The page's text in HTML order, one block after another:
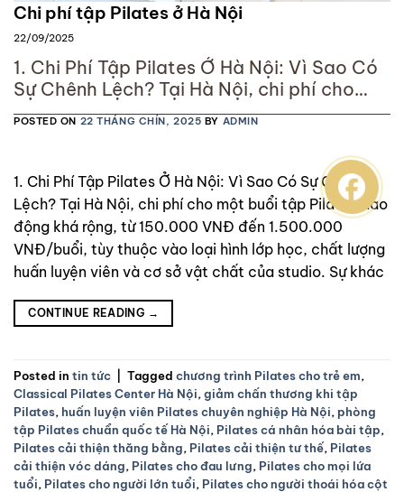
Chi phí tập Pilates ở Hà Nội
22/09/2025
1. Chi Phí Tập Pilates Ở Hà Nội: Vì Sao Có
Sự Chênh Lệch? Tại Hà Nội, chi phí cho
một buổi tập Pilates dao động khá rộng,
từ 150.000 VNĐ đến 1.500.000 VNĐ/buổi,
tùy thuộc vào loại hình lớp học, chất
lượng huấn luyện viên và cơ sở vật chất
của studio. Sự khác
POSTED ON 22 THÁNG CHÍN, 2025 BY ADMIN
1. Chi Phí Tập Pilates Ở Hà Nội: Vì Sao Có Sự Chênh
Lệch? Tại Hà Nội, chi phí cho một buổi tập Pilates dao
động khá rộng, từ 150.000 VNĐ đến 1.500.000
VNĐ/buổi, tùy thuộc vào loại hình lớp học, chất lượng
huấn luyện viên và cơ sở vật chất của studio. Sự khác
CONTINUE READING →
Posted in tin tức Tagged chương trình Pilates cho trẻ em,
Classical Pilates Center Hà Nội, giảm chấn thương khi tập
Pilates, huấn luyện viên Pilates chuyên nghiệp Hà Nội, phòng
tập Pilates chuẩn quốc tế Hà Nội, Pilates cá nhân hóa bài tập,
Pilates cải thiện thăng bằng, Pilates cải thiện tư thế, Pilates
cải thiện vóc dáng, Pilates cho đau lưng, Pilates cho mọi lứa
tuổi, Pilates cho người lớn tuổi, Pilates cho người thoái hóa cột